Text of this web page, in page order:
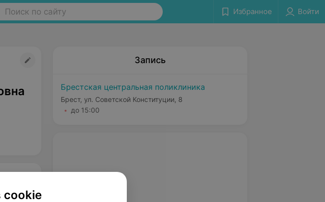
Поиск по сайту Избранное Войти
Запись
Брестская центральная поликлиника
Брест, ул. Советской Конституции, 8
до 15:00
cookie